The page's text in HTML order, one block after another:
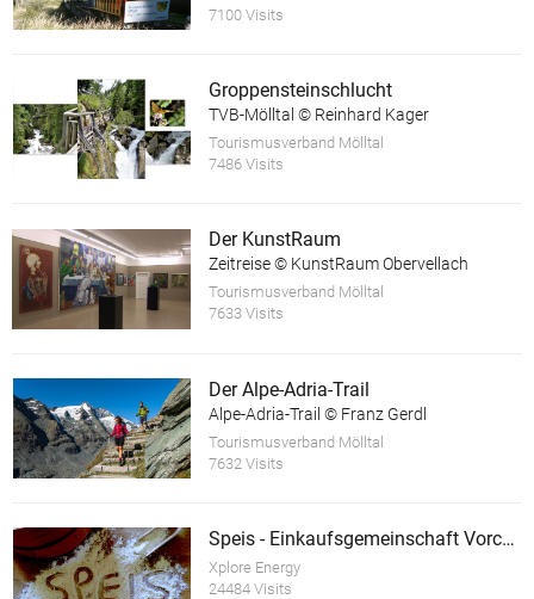
7100 Visits
Groppensteinschlucht
TVB-Mölltal © Reinhard Kager
Tourismusverband Mölltal
7486 Visits
Der KunstRaum
Zeitreise © KunstRaum Obervellach
Tourismusverband Mölltal
7633 Visits
Der Alpe-Adria-Trail
Alpe-Adria-Trail © Franz Gerdl
Tourismusverband Mölltal
7632 Visits
Speis - Einkaufsgemeinschaft Vorchdorf
Xplore Energy
24484 Visits